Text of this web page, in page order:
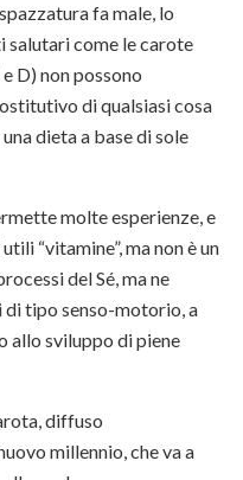
fa male, lo
salutari come le carote
D) non possono
di qualsiasi cosa
dieta a base di sole
molte esperienze, e
“vitamine”, ma non è un
del Sé, ma ne
tipo senso-motorio, a
allo sviluppo di piene
diffuso
millennio, che va a